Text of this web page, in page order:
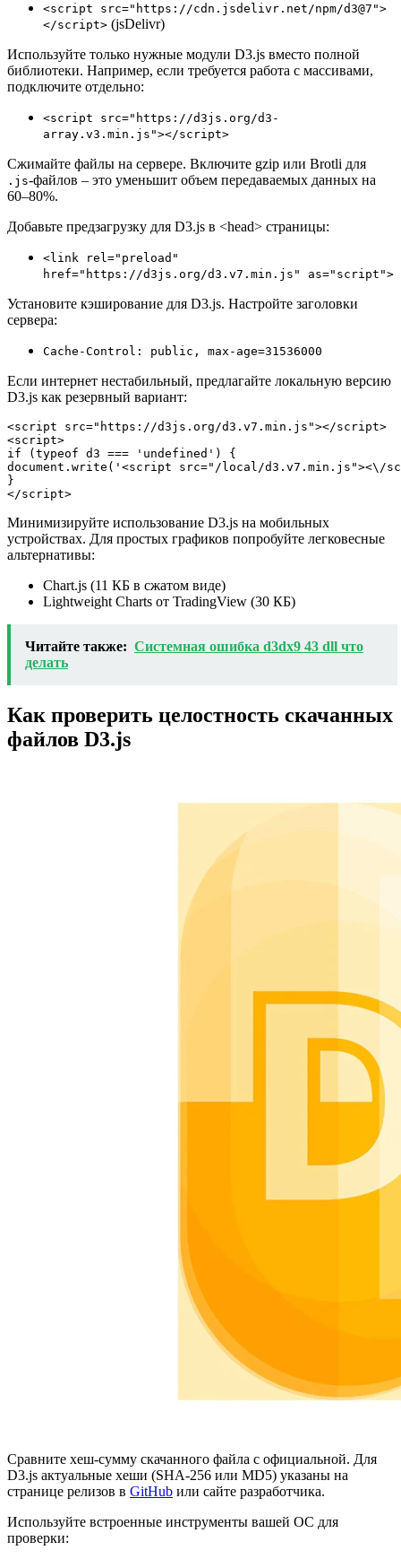
<script src="https://cdn.jsdelivr.net/npm/d3@7">
</script> (jsDelivr)
Используйте только нужные модули D3.js вместо полной
библиотеки. Например, если требуется работа с массивами,
подключите отдельно:
<script src="https://d3js.org/d3-
array.v3.min.js"></script>
Сжимайте файлы на сервере. Включите gzip или Brotli для
.js-файлов – это уменьшит объем передаваемых данных на
60–80%.
Добавьте предзагрузку для D3.js в <head> страницы:
<link rel="preload"
href="https://d3js.org/d3.v7.min.js" as="script">
Установите кэширование для D3.js. Настройте заголовки
сервера:
Cache-Control: public, max-age=31536000
Если интернет нестабильный, предлагайте локальную версию
D3.js как резервный вариант:
<script src="https://d3js.org/d3.v7.min.js"></script>
<script>
if (typeof d3 === 'undefined') {
document.write('<script src="/local/d3.v7.min.js"><\/
}
</script>
Минимизируйте использование D3.js на мобильных
устройствах. Для простых графиков попробуйте легковесные
альтернативы:
Chart.js (11 КБ в сжатом виде)
Lightweight Charts от TradingView (30 КБ)
Читайте также: Системная ошибка d3dx9 43 dll что
делать
Как проверить целостность скачанных
файлов D3.js
Сравните хеш-сумму скачанного файла с официальной. Для
D3.js актуальные хеши (SHA-256 или MD5) указаны на
странице релизов в GitHub или сайте разработчика.
Используйте встроенные инструменты вашей ОС для
проверки: